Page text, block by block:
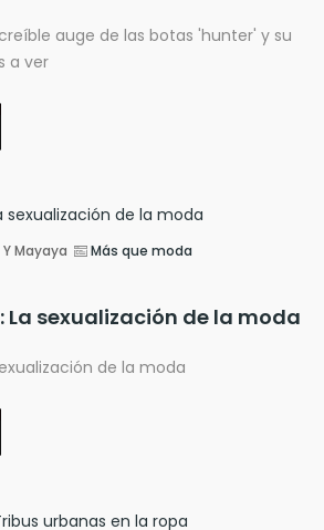
auge de las botas 'hunter' y su
a ver
Mayaya
Más que moda
La sexualización de la moda
de la moda